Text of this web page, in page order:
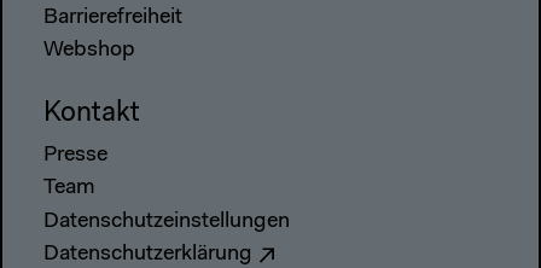
Barrierefreiheit
Webshop
Kontakt
Presse
Team
Datenschutzeinstellungen
Datenschutzerklärung